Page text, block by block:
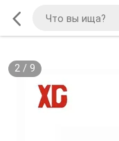
2/ 9